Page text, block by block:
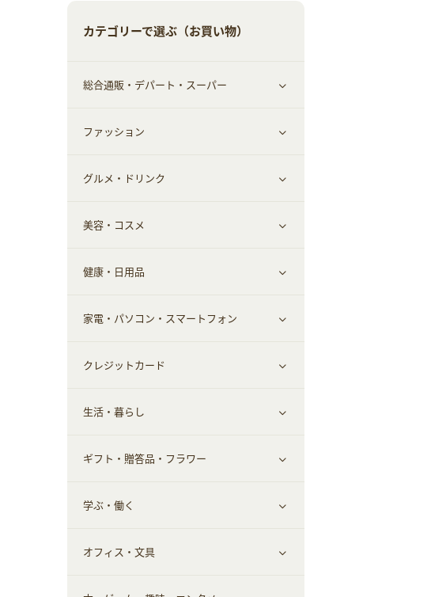
カテゴリーで選ぶ（お買い物）
総合通販・デパート・スーパー
すべて見る
総合通販
デパート・スーパー
ファッション
すべて見る
ファッション
インナー・下着
靴・フットウェア
小物・かばん
スーツ・フォーマル
グルメ・ドリンク
すべて見る
グルメ
ドリンク
お酒
食材宅配
美容・コスメ
すべて見る
スキンケア
メイクアップ
ヘアケア
メンズ美容
美容・ダイエット用品
脱毛用品
健康・日用品
すべて見る
健康食品｜青汁・飲料
健康食品｜乳酸菌・ケフィア
健康食品｜その他
スポーツ・フィットネス
日用品・薬局・からだ
家電・パソコン・スマートフォン
すべて見る
家電・パソコン・ソフトウェア
スマホ・携帯電話・SIM
クレジットカード
すべて見る
クレジットカード
生活・暮らし
すべて見る
車情報・カーシェア・レンタル
お役立ち
ギフト・贈答品・フラワー
すべて見る
ギフト・贈答品
学ぶ・働く
すべて見る
オフィス・文具